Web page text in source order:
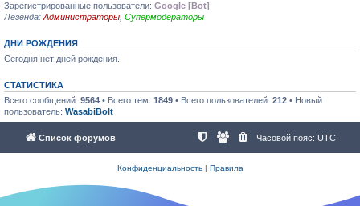
Зарегистрированные пользователи: Google [Bot]
Легенда: Администраторы Супермодераторы
ДНИ РОЖДЕНИЯ
Сегодня нет дней рождения.
СТАТИСТИКА
Всего сообщений: 9564 • Всего тем: 1849 • Всего пользователей: 212 • Новый
пользователь: WasabiBolt
Список форумов Часовой пояс: UTC
Конфиденциальность| Правила